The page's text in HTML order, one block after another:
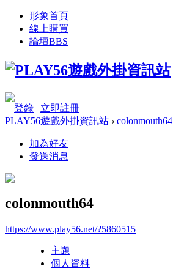
形象首頁
線上購買
論壇BBS
登錄 | 立即註冊
PLAY56遊戲外掛資訊站 › colonmouth64
加為好友
發送消息
colonmouth64
https://www.play56.net/?5860515
主題
個人資料